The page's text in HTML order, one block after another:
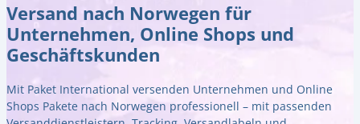
Versand nach Norwegen für
Unternehmen, Online Shops und
Geschäftskunden
Mit Paket International versenden Unternehmen und Online
Shops Pakete nach Norwegen professionell – mit passenden